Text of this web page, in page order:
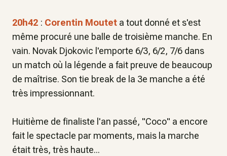
20h42 : Corentin Moutet a tout donné et s'est
même procuré une balle de troisième manche. En
vain. Novak Djokovic l'emporte 6/3, 6/2, 7/6 dans
un match où la légende a fait preuve de beaucoup
de maîtrise. Son tie break de la 3e manche a été
très impressionnant.
Huitième de finaliste l'an passé, "Coco" a encore
fait le spectacle par moments, mais la marche
était très, très haute...